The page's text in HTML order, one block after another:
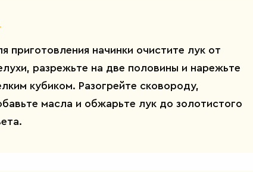
приготовления начинки очистите лук от
разрежьте на две половины и нарежьте
кубиком. Разогрейте сковороду,
масла и обжарьте лук до золотистого